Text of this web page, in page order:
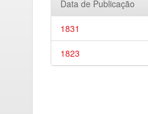
Data de Publicação
1831
1823